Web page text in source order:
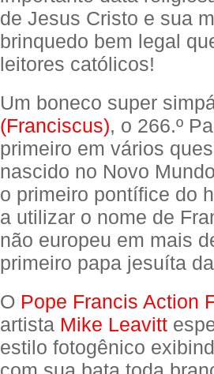
de Jesus Cristo e sua
brinquedo bem legal
leitores católicos!
Um boneco super
(Franciscus), o 266.º
primeiro em vários
nascido no Novo
o primeiro pontífice do
a utilizar o nome de
não europeu em mais
primeiro papa jesuíta
O Pope Francis Action
artista Mike Leavitt
estilo fotogênico